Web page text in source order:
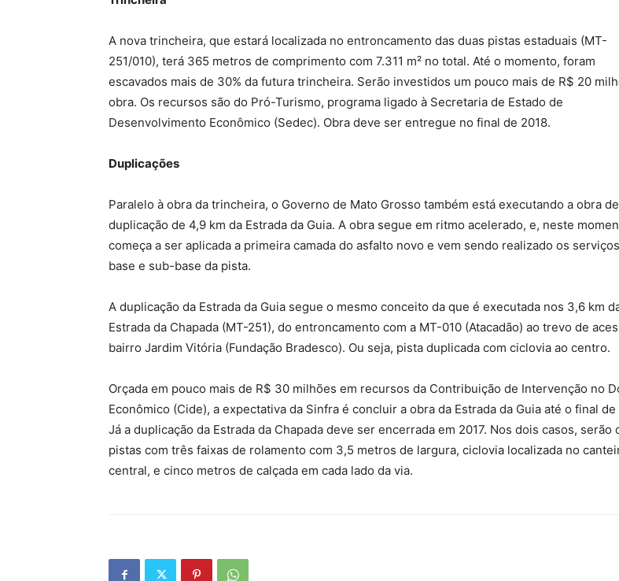
A nova trincheira, que estará localizada no entroncamento das duas pistas estaduais (MT-
251/010), terá 365 metros de comprimento com 7.311 m² no total. Até o momento, foram
escavados mais de 30% da futura trincheira. Serão investidos um pouco mais de R$ 20
obra. Os recursos são do Pró-Turismo, programa ligado à Secretaria de Estado de
Desenvolvimento Econômico (Sedec). Obra deve ser entregue no final de 2018.
Duplicações
Paralelo à obra da trincheira, o Governo de Mato Grosso também está executando a obra de
duplicação de 4,9 km da Estrada da Guia. A obra segue em ritmo acelerado, e, neste
começa a ser aplicada a primeira camada do asfalto novo e vem sendo realizado os
base e sub-base da pista.
A duplicação da Estrada da Guia segue o mesmo conceito da que é executada nos 3,6 km
Estrada da Chapada (MT-251), do entroncamento com a MT-010 (Atacadão) ao trevo de
bairro Jardim Vitória (Fundação Bradesco). Ou seja, pista duplicada com ciclovia ao centro.
Orçada em pouco mais de R$ 30 milhões em recursos da Contribuição de Intervenção no
Econômico (Cide), a expectativa da Sinfra é concluir a obra da Estrada da Guia até o final de
Já a duplicação da Estrada da Chapada deve ser encerrada em 2017. Nos dois casos, serão
pistas com três faixas de rolamento com 3,5 metros de largura, ciclovia localizada no
central, e cinco metros de calçada em cada lado da via.